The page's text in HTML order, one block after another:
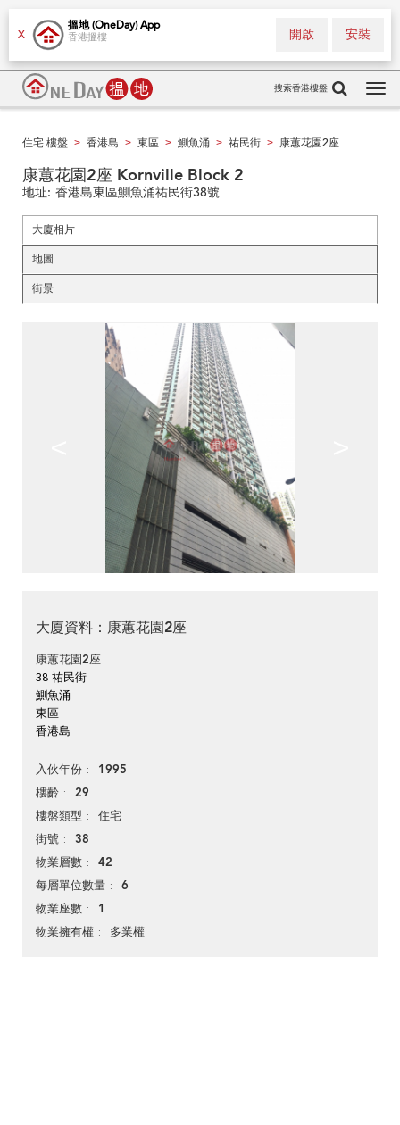
X
搵地 (OneDay) App
香港搵樓 安裝
開啟
搜索香港樓盤
住宅 樓盤 > 香港島 > 東區 > 鰂魚涌 > 祐民街 > 康蕙花園2座
康蕙花園2座 Kornville Block 2
地址: 香港島東區鰂魚涌祐民街38號
大廈相片
地圖
街景
大廈資料：康蕙花園2座
康蕙花園2座
38 祐民街
鰂魚涌
東區
香港島
入伙年份 1995
樓齡 29
樓盤類型 住宅
街號 38
物業層數 42
每層單位數量 6
物業座數 1
物業擁有權 多業權